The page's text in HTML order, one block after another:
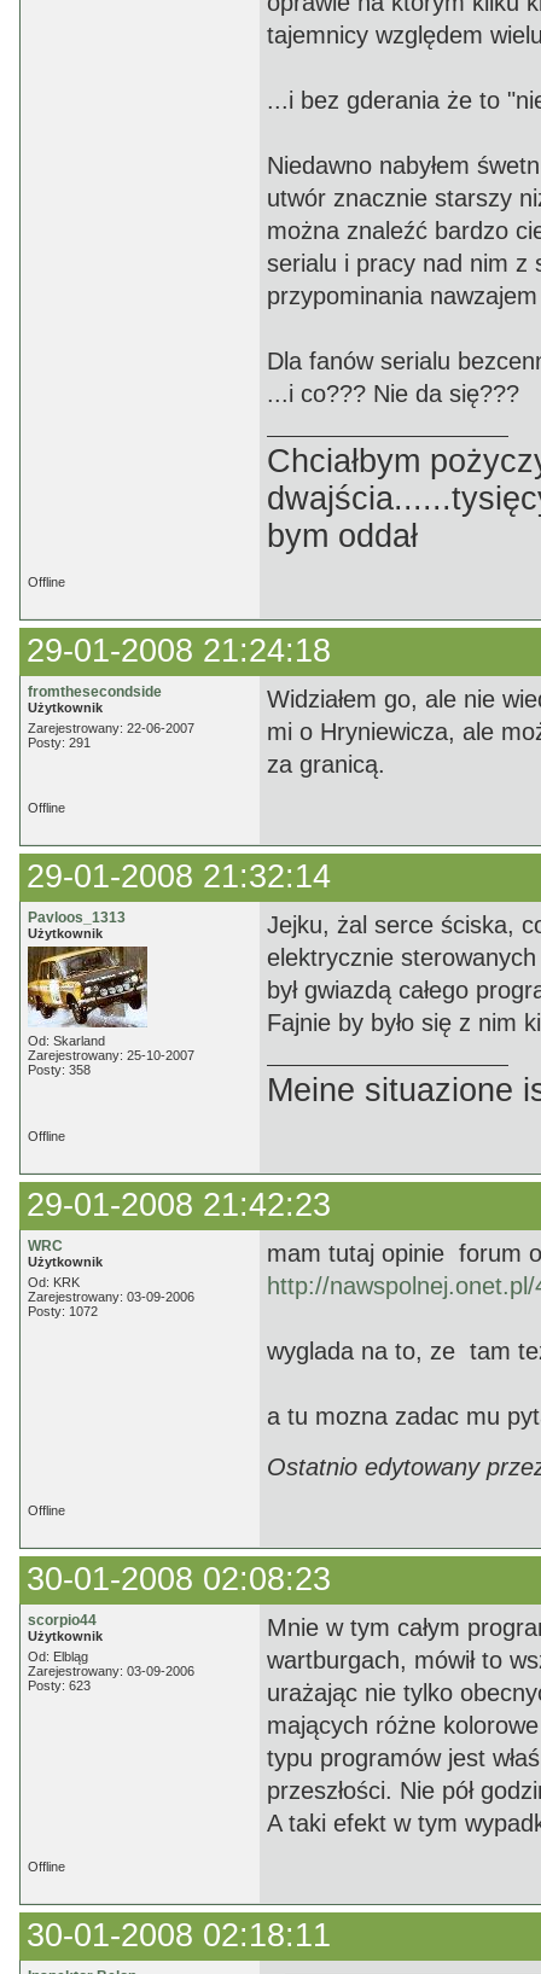
tajemnicy względem
...i bez gderania że to
Niedawno nabyłem
utwór znacznie starszy
można znaleźć bardzo
serialu i pracy nad nim z
przypominania
Dla fanów serialu
...i co??? Nie da się???
Chciałbym
bym oddał
Offline
29-01-2008 21:24:18
fromthesecondside
Użytkownik
Zarejestrowany: 22-06-2007
Posty: 291
Widziałem go, ale nie
mi o Hryniewicza, ale
za granicą.
Offline
29-01-2008 21:32:14
Pavloos_1313
Użytkownik
Od: Skarland
Zarejestrowany: 25-10-2007
Posty: 358
Jejku, żal serce ściska,
elektrycznie
był gwiazdą całego
Fajnie by było się z nim
Meine situazione
Offline
29-01-2008 21:42:23
WRC
Użytkownik
Od: KRK
Zarejestrowany: 03-09-2006
Posty: 1072
mam tutaj opinie forum
http://
wyglada na to, ze tam
a tu mozna zadac mu
Ostatnio edytowany
Offline
30-01-2008 02:08:23
scorpio44
Użytkownik
Od: Elbląg
Zarejestrowany: 03-09-2006
Posty: 623
Mnie w tym całym
wartburgach, mówił to
urażając nie tylko
mających różne
typu programów jest
przeszłości. Nie pół
A taki efekt w tym
Offline
30-01-2008 02:18:11